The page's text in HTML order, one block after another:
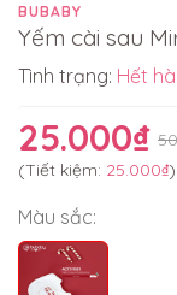
BUBABY
Yếm cài sau
Tình trạng: Hết
25.000₫
(Tiết kiệm: 25.000₫)
Màu sắc: